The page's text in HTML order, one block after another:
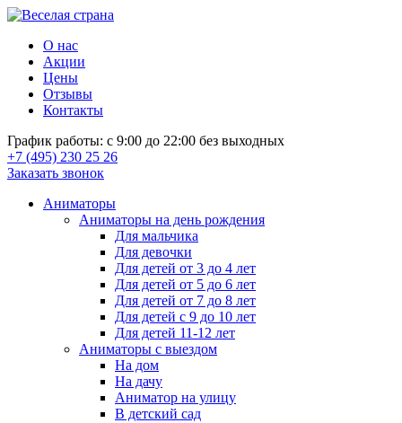
О нас
Акции
Цены
Отзывы
Контакты
График работы: с 9:00 до 22:00 без выходных
+7 (495) 230 25 26
Заказать звонок
Аниматоры
Аниматоры на день рождения
Для мальчика
Для девочки
Для детей от 3 до 4 лет
Для детей от 5 до 6 лет
Для детей от 7 до 8 лет
Для детей с 9 до 10 лет
Для детей 11-12 лет
Аниматоры с выездом
На дом
На дачу
Аниматор на улицу
В детский сад